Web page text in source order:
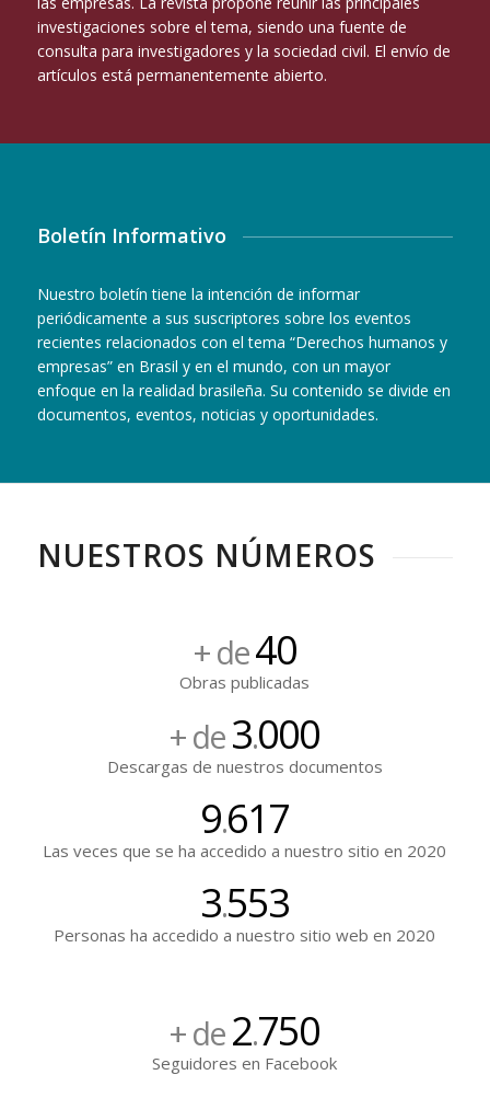
investigaciones sobre el tema, siendo una fuente de
consulta para investigadores y la sociedad civil. El envío de
artículos está permanentemente abierto.
Boletín Informativo
Nuestro boletín tiene la intención de informar
periódicamente a sus suscriptores sobre los eventos
recientes relacionados con el tema “Derechos humanos y
empresas” en Brasil y en el mundo, con un mayor
enfoque en la realidad brasileña. Su contenido se divide en
documentos, eventos, noticias y oportunidades.
NUESTROS NÚMEROS
+ de40
Obras publicadas
+ de3.000
Descargas de nuestros documentos
9.617
Las veces que se ha accedido a nuestro sitio en 2020
3.553
Personas ha accedido a nuestro sitio web en 2020
+ de2.750
Seguidores en Facebook